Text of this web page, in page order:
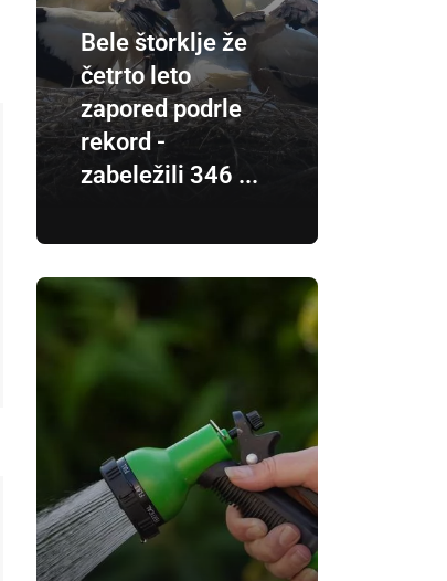
Bele štorklje že
četrto leto
zapored podrle
rekord -
zabeležili 346 ...